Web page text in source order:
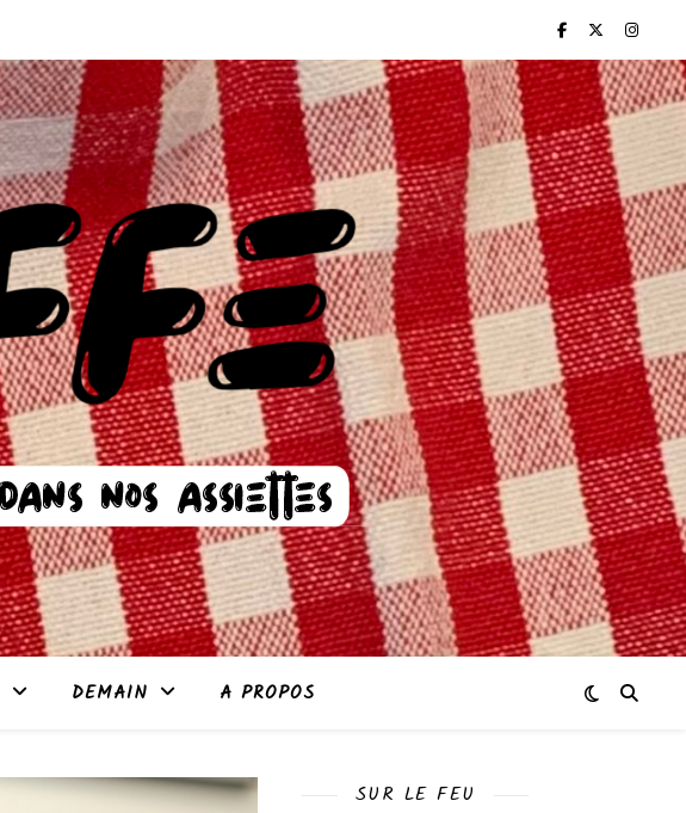
DEMAIN A PROPOS
SUR LE FEU